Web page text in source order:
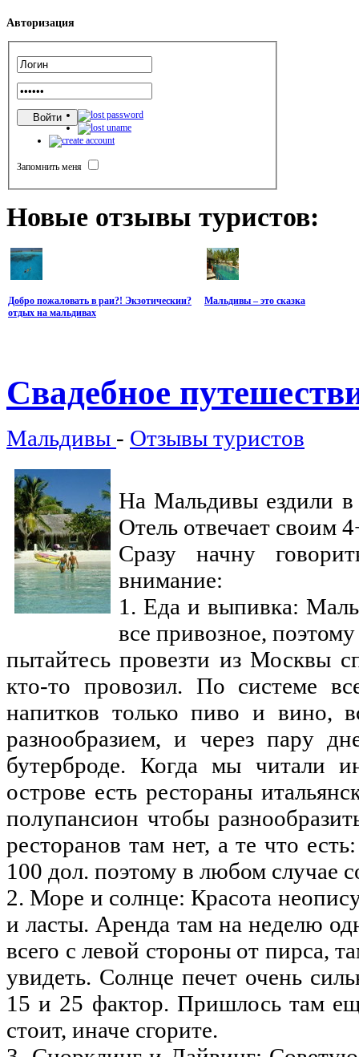
Авторизация
Запомнить меня
Новые отзывы туристов:
Добро пожаловать в раи?! Экзотическии?
отдых на мальдивах
Мальдивы – это сказка
Свадебное
Мальдивы - Отзывы туристов
На Мальдивы ездили в
Отель отвечает своим
Сразу начну
внимание:
1. Еда и выпивка:
все привозное,
пытайтесь провезти из Москвы
кто-то провозил. По системе
напитков только пиво и вино,
разнообразием, и через пару
бутерброде. Когда мы читали
острове есть рестораны
полупансион чтобы
ресторанов там нет, а те что
100 дол. поэтому в любом случае
2. Море и солнце: Красота
и ласты. Аренда там на неделю
всего с левой стороны от пирса,
увидеть. Солнце печет очень
15 и 25 фактор. Пришлось там
стоит, иначе сгорите.